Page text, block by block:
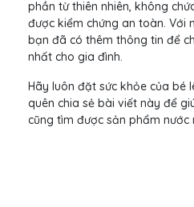
phần từ thiên nhiên, không
được kiểm chứng an toàn. Với
bạn đã có thêm thông tin để
nhất cho gia đình.
Hãy luôn đặt sức khỏe của bé
quên chia sẻ bài viết này để
cũng tìm được sản phẩm nước